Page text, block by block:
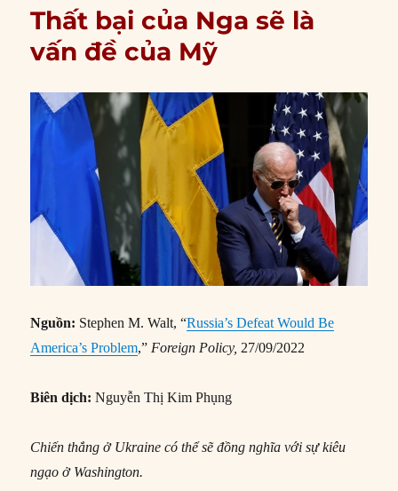
Thất bại của Nga sẽ là
vấn đề của Mỹ
Nguồn: Stephen M. Walt, “Russia’s Defeat Would Be
America’s Problem,” Foreign Policy, 27/09/2022
Biên dịch: Nguyễn Thị Kim Phụng
Chiến thắng ở Ukraine có thể sẽ đồng nghĩa với sự kiêu
ngạo ở Washington.